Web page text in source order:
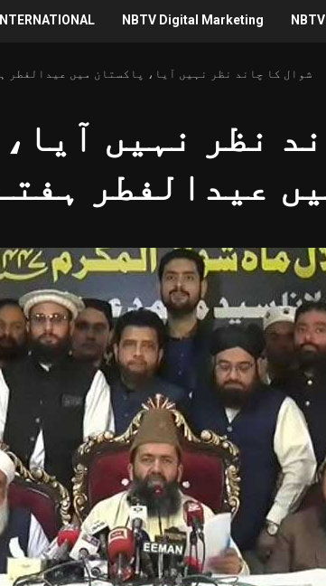
INTERNATIONAL NBTV Digital Marketing
شوال کا چاند نظر نہیں آیا، پاکستان میں عیدالفطر
نظر نہیں
عیدالفطر